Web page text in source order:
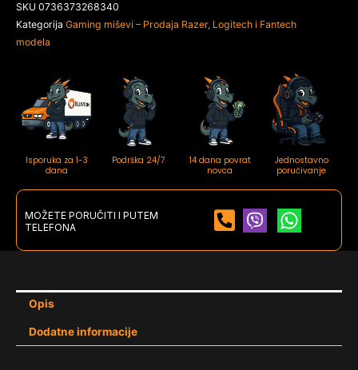
SKU 0736373268340
Kategorija Gaming miševi – Prodaja Razer, Logitech i Fantech
modela
Isporuka za 1-3
dana
Podrška 24/7
14 dana povrat
novca
Jednostavno
poručivanje
MOŽETE PORUČITI I PUTEM
TELEFONA
Opis
Dodatne informacije